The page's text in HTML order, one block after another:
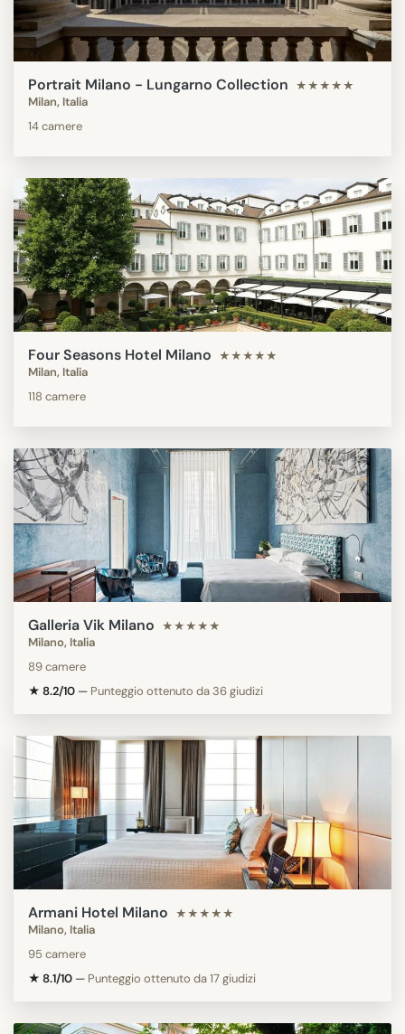
Portrait Milano - Lungarno Collection ★★★★★
Milan, Italia
14 camere
Four Seasons Hotel Milano ★★★★★
Milan, Italia
118 camere
Galleria Vik Milano ★★★★★
Milano, Italia
89 camere
★ 8.2/10 — Punteggio ottenuto da 36 giudizi
Armani Hotel Milano ★★★★★
Milano, Italia
95 camere
★ 8.1/10 — Punteggio ottenuto da 17 giudizi